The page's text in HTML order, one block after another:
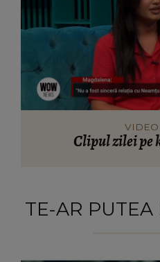
VIDEO
Clipul zilei pe
TE-AR PUTEA